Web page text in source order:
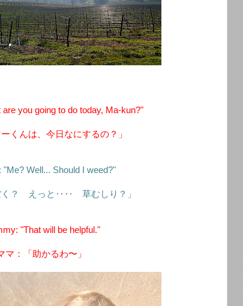
you going to do today, Ma-kun?"
くんは、今日なにするの？」
"Me? Well... Should I weed?"
く？ えっと‥‥ 草むしり？」
"That will be helpful."
マ：「助かるわ〜」